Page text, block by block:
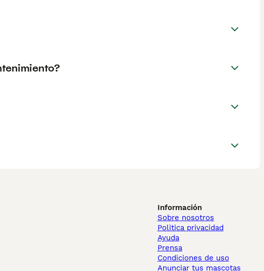
Información
Sobre nosotros
Politica privacidad
Ayuda
Prensa
Condiciones de uso
Anunciar tus mascotas